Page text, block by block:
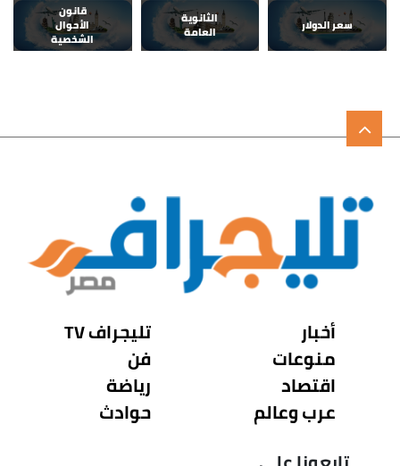
سعر الدولار
الثانوية
العامة
قانون
الأحوال
الشخصية
أخبار
منوعات
اقتصاد
عرب وعالم
تليجراف TV
فن
رياضة
حوادث